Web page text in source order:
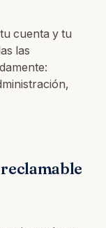
cuenta y tu
las